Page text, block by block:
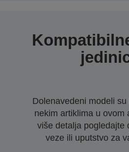
Dolenavedeni modeli
nekim artiklima u ovom
više detalja pogledajte
veze ili uputstvo za